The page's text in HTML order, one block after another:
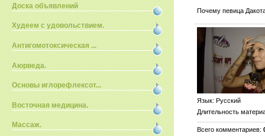
Доска объявлений
Худеем с удовольствием.
Антигомотоксическая ...
Аюрведа.
Основы иглорефлексот...
Восточная медицина.
Массаж.
Почему певица
Язык: Русский
Длительность
Всего комментариев: